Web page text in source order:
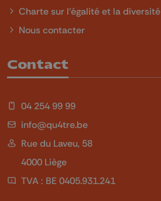
Charte sur l'égalité et la diversité
Nous contacter
Contact
04 254 99 99
info@qu4tre.be
Rue du Laveu, 58
4000 Liège
TVA : BE 0405.931.241